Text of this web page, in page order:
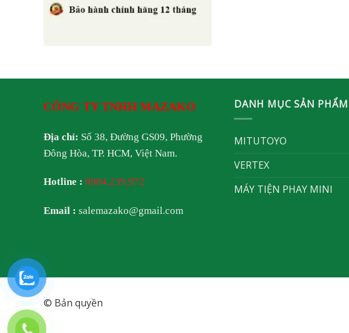
CÔNG TY TNHH MAZAKO
Địa chỉ: Số 38, Đường GS09, Phường
Đông Hòa, TP. HCM, Việt Nam.
Hotline : 0984.239.972
Email : salemazako@gmail.com
DANH MỤC SẢN PHẨM
MITUTOYO
VERTEX
MÁY TIỆN PHAY MINI
© Bản quyền